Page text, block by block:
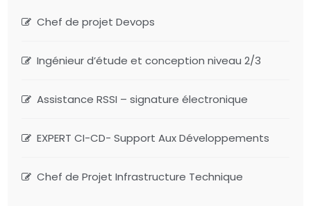
Chef de projet Devops
Ingénieur d’étude et conception niveau 2/3
Assistance RSSI – signature électronique
EXPERT CI-CD- Support Aux Développements
Chef de Projet Infrastructure Technique